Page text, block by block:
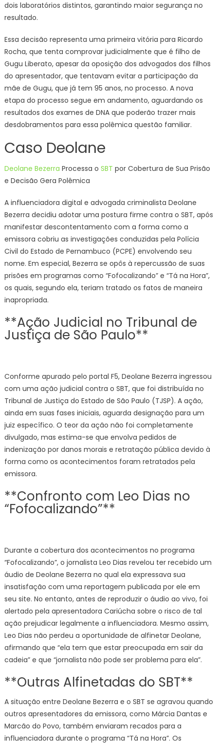
dois laboratórios distintos, garantindo maior segurança no
resultado.
Essa decisão representa uma primeira vitória para Ricardo
Rocha, que tenta comprovar judicialmente que é filho de
Gugu Liberato, apesar da oposição dos advogados dos filhos
do apresentador, que tentavam evitar a participação da
mãe de Gugu, que já tem 95 anos, no processo. A nova
etapa do processo segue em andamento, aguardando os
resultados dos exames de DNA que poderão trazer mais
desdobramentos para essa polêmica questão familiar.
Caso Deolane
Deolane Bezerra Processa o SBT por Cobertura de Sua Prisão
e Decisão Gera Polêmica
A influenciadora digital e advogada criminalista Deolane
Bezerra decidiu adotar uma postura firme contra o SBT, após
manifestar descontentamento com a forma como a
emissora cobriu as investigações conduzidas pela Polícia
Civil do Estado de Pernambuco (PCPE) envolvendo seu
nome. Em especial, Bezerra se opôs à repercussão de suas
prisões em programas como “Fofocalizando” e “Tá na Hora”,
os quais, segundo ela, teriam tratado os fatos de maneira
inapropriada.
**Ação Judicial no Tribunal de
Justiça de São Paulo**
Conforme apurado pelo portal F5, Deolane Bezerra ingressou
com uma ação judicial contra o SBT, que foi distribuída no
Tribunal de Justiça do Estado de São Paulo (TJSP). A ação,
ainda em suas fases iniciais, aguarda designação para um
juiz específico. O teor da ação não foi completamente
divulgado, mas estima-se que envolva pedidos de
indenização por danos morais e retratação pública devido à
forma como os acontecimentos foram retratados pela
emissora.
**Confronto com Leo Dias no
“Fofocalizando”**
Durante a cobertura dos acontecimentos no programa
“Fofocalizando”, o jornalista Leo Dias revelou ter recebido um
áudio de Deolane Bezerra no qual ela expressava sua
insatisfação com uma reportagem publicada por ele em
seu site. No entanto, antes de reproduzir o áudio ao vivo, foi
alertado pela apresentadora Cariúcha sobre o risco de tal
ação prejudicar legalmente a influenciadora. Mesmo assim,
Leo Dias não perdeu a oportunidade de alfinetar Deolane,
afirmando que “ela tem que estar preocupada em sair da
cadeia” e que “jornalista não pode ser problema para ela”.
**Outras Alfinetadas do SBT**
A situação entre Deolane Bezerra e o SBT se agravou quando
outros apresentadores da emissora, como Márcia Dantas e
Marcão do Povo, também enviaram recados para a
influenciadora durante o programa “Tá na Hora”. Os